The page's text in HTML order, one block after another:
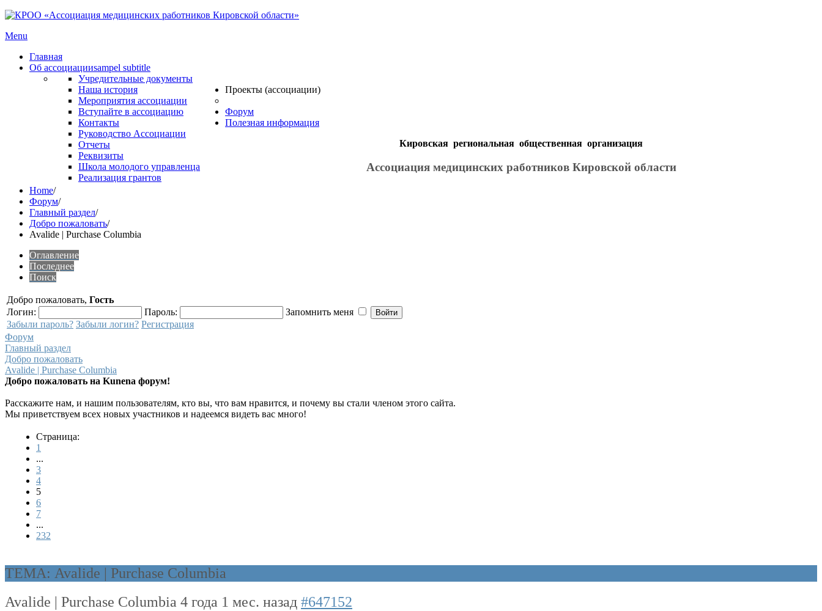
Menu
Главная
Об ассоциацииsampel subtitle
Учредительные документы
Наша история
Мероприятия ассоциации
Вступайте в ассоциацию
Контакты
Руководство Ассоциации
Отчеты
Реквизиты
Проекты (ассоциации)
Школа молодого управленца
Реализация грантов
Форум
Полезная информация
Кировская региональная общественная организация
Ассоциация медицинских работников Кировской области
Home/
Форум/
Главный раздел/
Добро пожаловать/
Avalide | Purchase Columbia
Оглавление
Последнее
Поиск
Добро пожаловать, Гость
Логин:
Пароль:
Запомнить меня
Забыли пароль? Забыли логин? Регистрация
Форум
Главный раздел
Добро пожаловать
Avalide | Purchase Columbia
Добро пожаловать на Kunena форум!
Расскажите нам, и нашим пользователям, кто вы, что вам нравится, и почему вы стали членом этого сайта.
Мы приветствуем всех новых участников и надеемся видеть вас много!
Страница:
1
...
3
4
5
6
7
...
232
ТЕМА: Avalide | Purchase Columbia
Avalide | Purchase Columbia 4 года 1 мес. назад #647152